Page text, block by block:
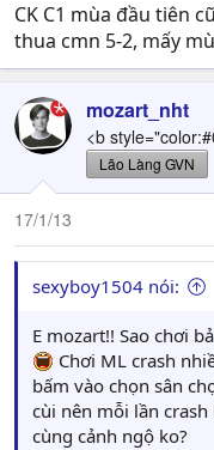
CK C1 mùa đầu tiên
thua cmn 5-2, mấy
mozart_nht
<b
Lão Làng GVN
17/1/13
sexyboy1504 nói:
E mozart!! Sao chơi
Chơi ML crash
bấm vào chọn sân
cùi nên mỗi lần
cùng cảnh ngộ ko?